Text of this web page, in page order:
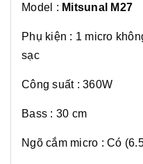
Model : Mitsunal M27
Phụ kiện : 1 micro
sạc
Công suất : 360W
Bass : 30 cm
Ngõ cắm micro : Có